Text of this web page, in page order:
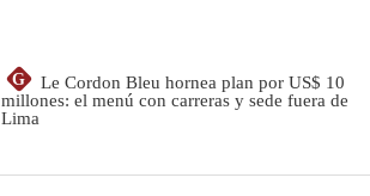
G
Le Cordon Bleu hornea plan por US$ 10
millones: el menú con carreras y sede fuera de
Lima